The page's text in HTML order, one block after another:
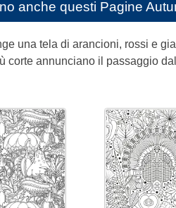
anche questi Pagine
una tela di arancioni, rossi e
corte annunciano il passaggio